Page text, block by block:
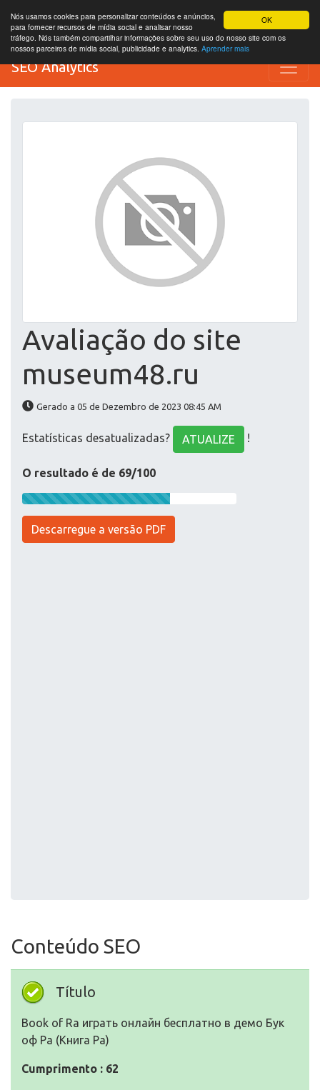
OK
Nós usamos cookies para personalizar conteúdos e anúncios,
para fornecer recursos de mídia social e analisar nosso
tráfego. Nós também compartilhar informações sobre seu uso do nosso site com os
nossos parceiros de mídia social, publicidade e analytics. Aprender mais
SEO Analytics
Avaliação do site
museum48.ru
Gerado a 05 de Dezembro de 2023 08:45 AM
Estatísticas desatualizadas? ATUALIZE !
O resultado é de 69/100
Descarregue a versão PDF
Conteúdo SEO
Título
Book of Ra играть онлайн бесплатно в демо Бук
оф Ра (Книга Ра)
Cumprimento : 62